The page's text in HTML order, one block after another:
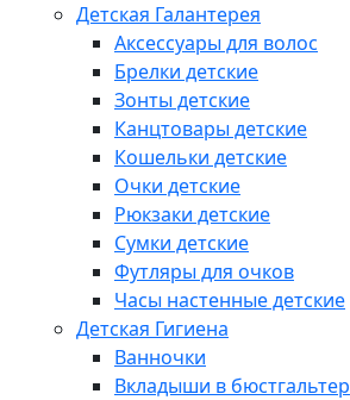
Детская Галантерея
Аксессуары для волос
Брелки детские
Зонты детские
Канцтовары детские
Кошельки детские
Очки детские
Рюкзаки детские
Сумки детские
Футляры для очков
Часы настенные детские
Детская Гигиена
Ванночки
Вкладыши в бюстгальтер